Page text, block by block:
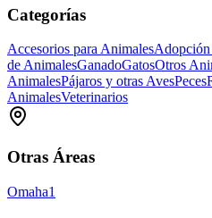
Categorías
Accesorios para AnimalesAdopción
de AnimalesGanadoGatosOtros
AnimalesPájaros y otras AvesPeces
AnimalesVeterinarios
Otras Áreas
Omaha1